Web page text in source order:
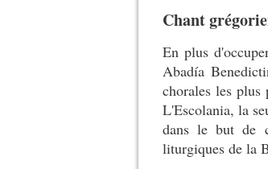
Chant
En plus
Abadía
chorales les plus
L'Escolania, la
dans le but de
liturgiques de la